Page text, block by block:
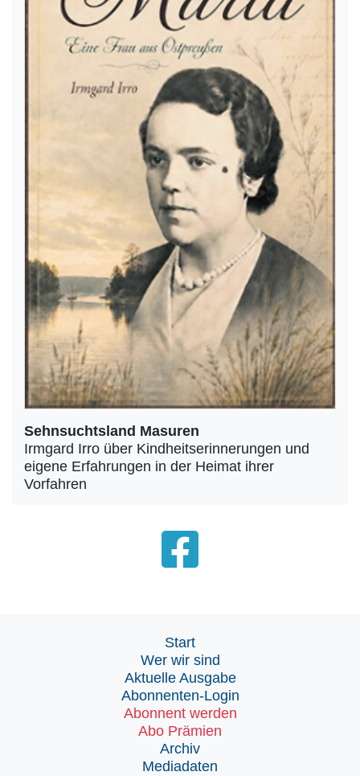
Sehnsuchtsland Masuren
Irmgard Irro über Kindheitserinnerungen und
eigene Erfahrungen in der Heimat ihrer
Vorfahren
Start
Wer wir sind
Aktuelle Ausgabe
Abonnenten-Login
Abonnent werden
Abo Prämien
Archiv
Mediadaten